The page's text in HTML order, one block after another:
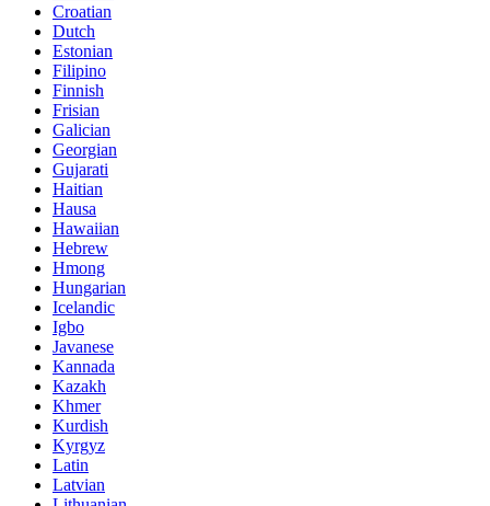
Croatian
Dutch
Estonian
Filipino
Finnish
Frisian
Galician
Georgian
Gujarati
Haitian
Hausa
Hawaiian
Hebrew
Hmong
Hungarian
Icelandic
Igbo
Javanese
Kannada
Kazakh
Khmer
Kurdish
Kyrgyz
Latin
Latvian